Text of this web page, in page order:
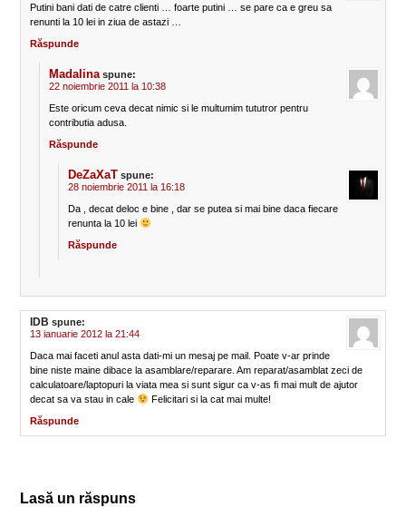
Putini bani dati de catre clienti … foarte putini … se pare ca e greu sa
renunti la 10 lei in ziua de astazi …
Răspunde
Madalina spune:
22 noiembrie 2011 la 10:38
Este oricum ceva decat nimic si le multumim tututror pentru
contributia adusa.
Răspunde
DeZaXaT spune:
28 noiembrie 2011 la 16:18
Da , decat deloc e bine , dar se putea si mai bine daca fiecare
renunta la 10 lei
Răspunde
IDB spune:
13 ianuarie 2012 la 21:44
Daca mai faceti anul asta dati-mi un mesaj pe mail. Poate v-ar prinde
bine niste maine dibace la asamblare/reparare. Am reparat/asamblat zeci de
calculatoare/laptopuri la viata mea si sunt sigur ca v-as fi mai mult de ajutor
decat sa va stau in cale
Felicitari si la cat mai multe!
Răspunde
Lasă un răspuns